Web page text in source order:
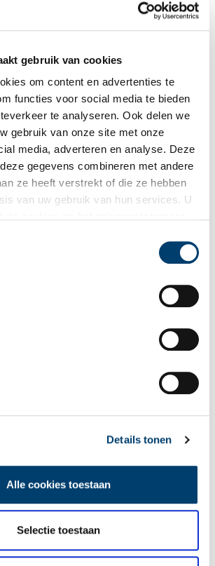
gebruik van cookies
om content en advertenties te
functies voor social media te bieden
te analyseren. Ook delen we
gebruik van onze site met onze
media, adverteren en analyse. Deze
gegevens combineren met andere
ze heeft verstrekt of die ze hebben
van uw gebruik van hun services. U
Details tonen
Alle cookies toestaan
Selectie toestaan
aan of geef een reactie.
met *. Het e-mailadres wordt niet
u op de hoogte gehouden wil worden.
meer video's
’t Zand